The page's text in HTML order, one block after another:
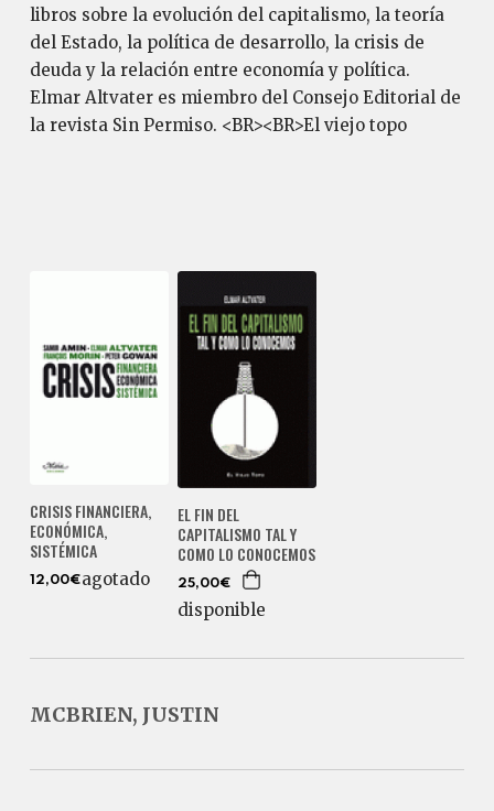
libros sobre la evolución del capitalismo, la teoría
del Estado, la política de desarrollo, la crisis de
deuda y la relación entre economía y política.
Elmar Altvater es miembro del Consejo Editorial de
la revista Sin Permiso. <BR><BR>El viejo topo
CRISIS FINANCIERA,
ECONÓMICA,
SISTÉMICA
12,00€agotado
EL FIN DEL
CAPITALISMO TAL Y
COMO LO CONOCEMOS
25,00€
disponible
MCBRIEN, JUSTIN